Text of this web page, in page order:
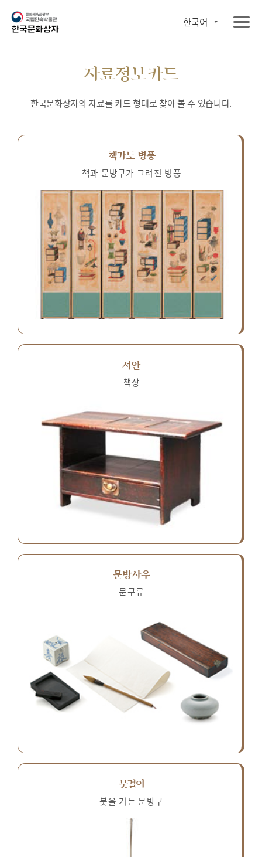
한국어
자료정보카드
한국문화상자의 자료를 카드 형태로 찾아 볼 수 있습니다.
책가도 병풍
책과 문방구가 그려진 병풍
서안
책상
문방사우
문구류
붓걸이
붓을 거는 문방구